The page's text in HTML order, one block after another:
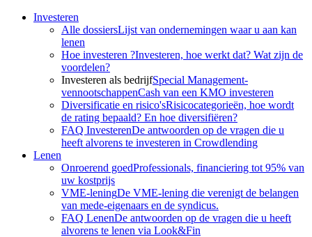
Investeren
Alle dossiersLijst van ondernemingen waar u aan kan
lenen
Hoe investeren ?Investeren, hoe werkt dat? Wat zijn de
voordelen?
Investeren als bedrijfSpecial Management-
vennootschappenCash van een KMO investeren
Diversificatie en risico'sRisicocategorieën, hoe wordt
de rating bepaald? En hoe diversifiëren?
FAQ InvesterenDe antwoorden op de vragen die u
heeft alvorens te investeren in Crowdlending
Lenen
Onroerend goedProfessionals, financiering tot 95% van
uw kostprijs
VME-leningDe VME-lening die verenigt de belangen
van mede-eigenaars en de syndicus.
FAQ LenenDe antwoorden op de vragen die u heeft
alvorens te lenen via Look&Fin